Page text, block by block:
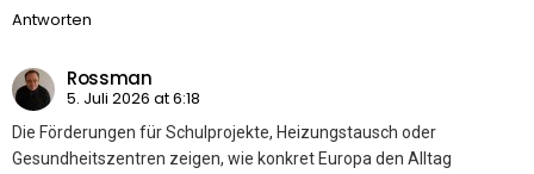
Antworten
Rossman
5. Juli 2026 at 6:18
Die Förderungen für Schulprojekte, Heizungstausch oder
Gesundheitszentren zeigen, wie konkret Europa den Alltag